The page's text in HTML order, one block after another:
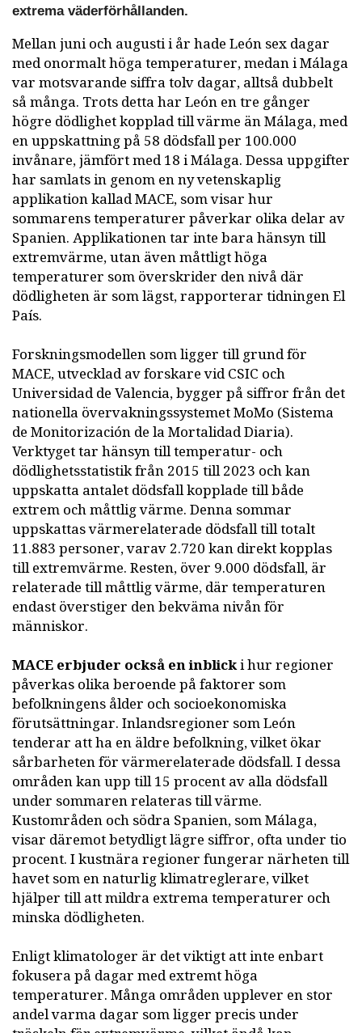
extrema väderförhållanden.
Mellan juni och augusti i år hade León sex dagar
med onormalt höga temperaturer, medan i Málaga
var motsvarande siffra tolv dagar, alltså dubbelt
så många. Trots detta har León en tre gånger
högre dödlighet kopplad till värme än Málaga, med
en uppskattning på 58 dödsfall per 100.000
invånare, jämfört med 18 i Málaga. Dessa uppgifter
har samlats in genom en ny vetenskaplig
applikation kallad MACE, som visar hur
sommarens temperaturer påverkar olika delar av
Spanien. Applikationen tar inte bara hänsyn till
extremvärme, utan även måttligt höga
temperaturer som överskrider den nivå där
dödligheten är som lägst, rapporterar tidningen El
País.
Forskningsmodellen som ligger till grund för
MACE, utvecklad av forskare vid CSIC och
Universidad de Valencia, bygger på siffror från det
nationella övervakningssystemet MoMo (Sistema
de Monitorización de la Mortalidad Diaria).
Verktyget tar hänsyn till temperatur- och
dödlighetsstatistik från 2015 till 2023 och kan
uppskatta antalet dödsfall kopplade till både
extrem och måttlig värme. Denna sommar
uppskattas värmerelaterade dödsfall till totalt
11.883 personer, varav 2.720 kan direkt kopplas
till extremvärme. Resten, över 9.000 dödsfall, är
relaterade till måttlig värme, där temperaturen
endast överstiger den bekväma nivån för
människor.
MACE erbjuder också en inblicki hur regioner
påverkas olika beroende på faktorer som
befolkningens ålder och socioekonomiska
förutsättningar. Inlandsregioner som León
tenderar att ha en äldre befolkning, vilket ökar
sårbarheten för värmerelaterade dödsfall. I dessa
områden kan upp till 15 procent av alla dödsfall
under sommaren relateras till värme.
Kustområden och södra Spanien, som Málaga,
visar däremot betydligt lägre siffror, ofta under tio
procent. I kustnära regioner fungerar närheten till
havet som en naturlig klimatreglerare, vilket
hjälper till att mildra extrema temperaturer och
minska dödligheten.
Enligt klimatologer är det viktigt att inte enbart
fokusera på dagar med extremt höga
temperaturer. Många områden upplever en stor
andel varma dagar som ligger precis under